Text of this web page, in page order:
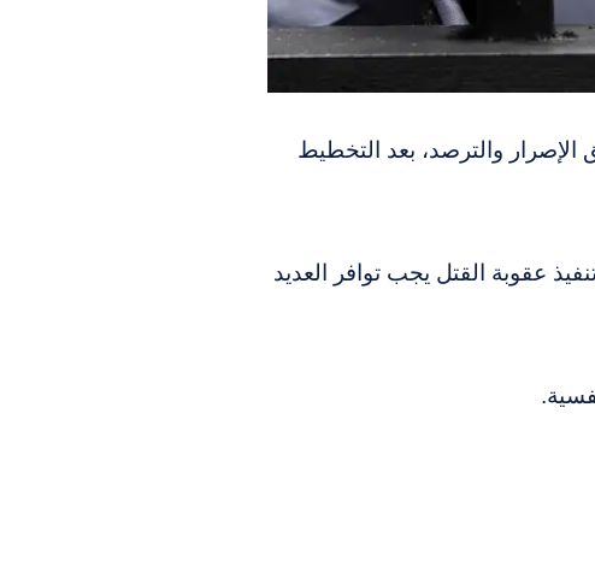
والترصد، بعد التخطيط
عقوبة القتل يجب توافر العديد